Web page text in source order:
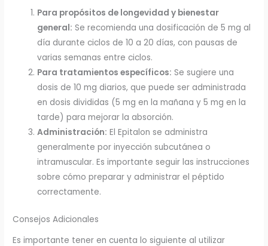
Para propósitos de longevidad y bienestar
general: Se recomienda una dosificación de 5 mg al
día durante ciclos de 10 a 20 días, con pausas de
varias semanas entre ciclos.
Para tratamientos específicos: Se sugiere una
dosis de 10 mg diarios, que puede ser administrada
en dosis divididas (5 mg en la mañana y 5 mg en la
tarde) para mejorar la absorción.
Administración: El Epitalon se administra
generalmente por inyección subcutánea o
intramuscular. Es importante seguir las instrucciones
sobre cómo preparar y administrar el péptido
correctamente.
Consejos Adicionales
Es importante tener en cuenta lo siguiente al utilizar